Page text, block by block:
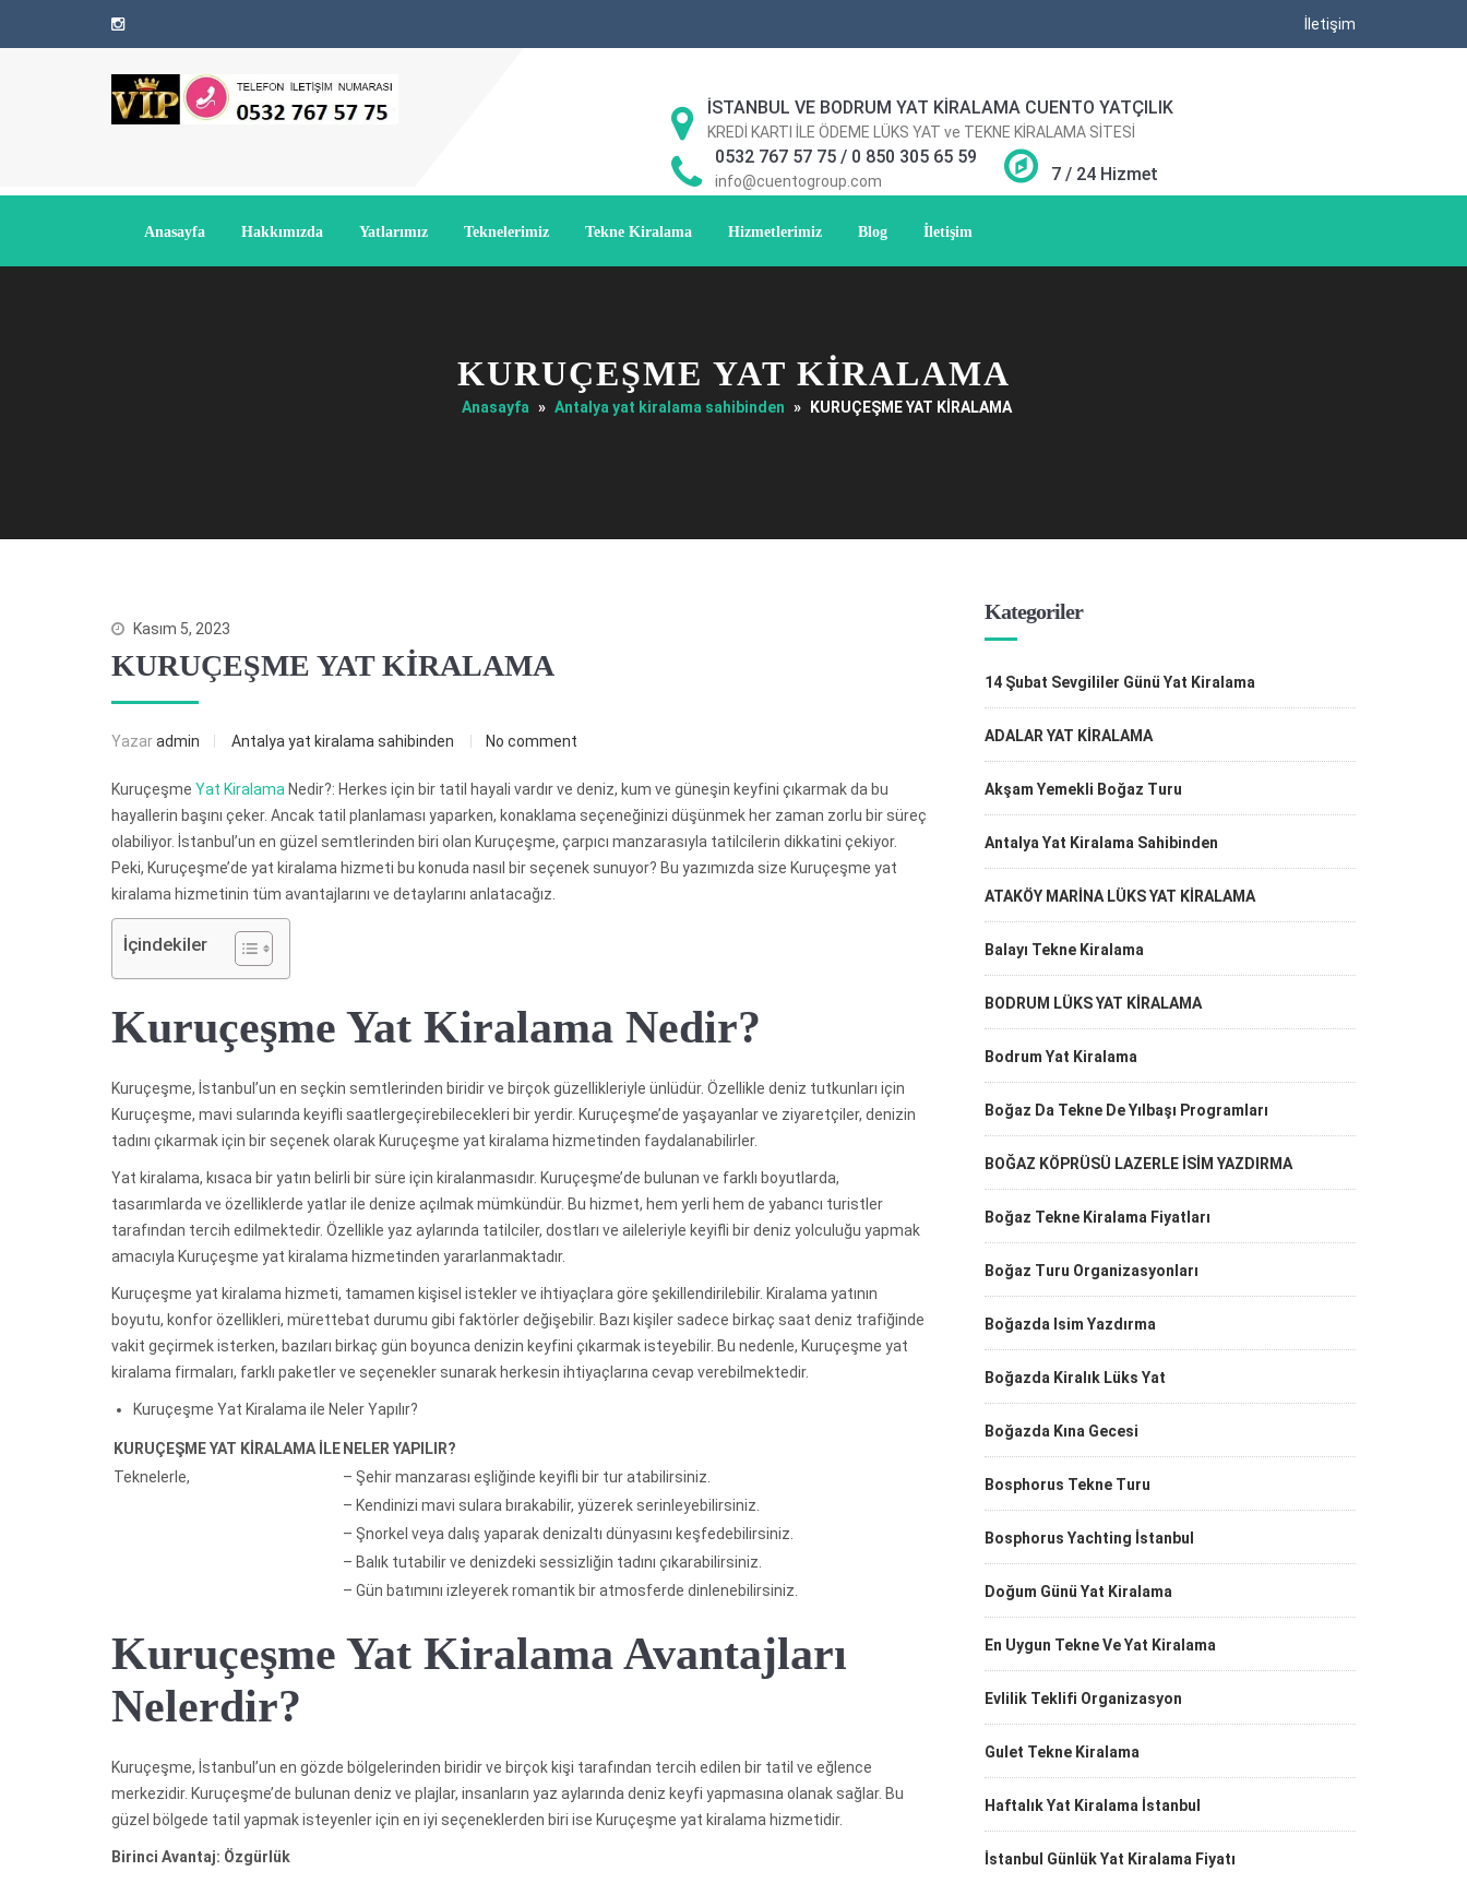
İletişim
İSTANBUL VE BODRUM YAT KİRALAMA CUENTO YATÇILIK
KREDİ KARTI İLE ÖDEME LÜKS YAT ve TEKNE KİRALAMA SİTESİ
0532 767 57 75 / 0 850 305 65 59
info@cuentogroup.com 7 / 24 Hizmet
Anasayfa Hakkımızda Yatlarımız Teknelerimiz Tekne Kiralama Hizmetlerimiz Blog İletişim
KURUÇEŞME YAT KİRALAMA
Anasayfa » Antalya yat kiralama sahibinden » KURUÇEŞME YAT KİRALAMA
Kasım 5, 2023
KURUÇEŞME YAT KİRALAMA
Yazaradmin Antalya yat kiralama sahibinden No comment
Kuruçeşme Yat Kiralama Nedir?: Herkes için bir tatil hayali vardır ve deniz, kum ve güneşin keyfini çıkarmak da bu
hayallerin başını çeker. Ancak tatil planlaması yaparken, konaklama seçeneğinizi düşünmek her zaman zorlu bir süreç
olabiliyor. İstanbul’un en güzel semtlerinden biri olan Kuruçeşme, çarpıcı manzarasıyla tatilcilerin dikkatini çekiyor.
Peki, Kuruçeşme’de yat kiralama hizmeti bu konuda nasıl bir seçenek sunuyor? Bu yazımızda size Kuruçeşme yat
kiralama hizmetinin tüm avantajlarını ve detaylarını anlatacağız.
İçindekiler
Kuruçeşme Yat Kiralama Nedir?
Kuruçeşme, İstanbul’un en seçkin semtlerinden biridir ve birçok güzellikleriyle ünlüdür. Özellikle deniz tutkunları için
Kuruçeşme, mavi sularında keyifli saatlergeçirebilecekleri bir yerdir. Kuruçeşme’de yaşayanlar ve ziyaretçiler, denizin
tadını çıkarmak için bir seçenek olarak Kuruçeşme yat kiralama hizmetinden faydalanabilirler.
Yat kiralama, kısaca bir yatın belirli bir süre için kiralanmasıdır. Kuruçeşme’de bulunan ve farklı boyutlarda,
tasarımlarda ve özelliklerde yatlar ile denize açılmak mümkündür. Bu hizmet, hem yerli hem de yabancı turistler
tarafından tercih edilmektedir. Özellikle yaz aylarında tatilciler, dostları ve aileleriyle keyifli bir deniz yolculuğu yapmak
amacıyla Kuruçeşme yat kiralama hizmetinden yararlanmaktadır.
Kuruçeşme yat kiralama hizmeti, tamamen kişisel istekler ve ihtiyaçlara göre şekillendirilebilir. Kiralama yatının
boyutu, konfor özellikleri, mürettebat durumu gibi faktörler değişebilir. Bazı kişiler sadece birkaç saat deniz trafiğinde
vakit geçirmek isterken, bazıları birkaç gün boyunca denizin keyfini çıkarmak isteyebilir. Bu nedenle, Kuruçeşme yat
kiralama firmaları, farklı paketler ve seçenekler sunarak herkesin ihtiyaçlarına cevap verebilmektedir.
Kuruçeşme Yat Kiralama ile Neler Yapılır?
KURUÇEŞME YAT KİRALAMA İLE NELER YAPILIR?
Teknelerle,
– Şehir manzarası eşliğinde keyifli bir tur atabilirsiniz.
– Kendinizi mavi sulara bırakabilir, yüzerek serinleyebilirsiniz.
– Şnorkel veya dalış yaparak denizaltı dünyasını keşfedebilirsiniz.
– Balık tutabilir ve denizdeki sessizliğin tadını çıkarabilirsiniz.
– Gün batımını izleyerek romantik bir atmosferde dinlenebilirsiniz.
Kuruçeşme Yat Kiralama Avantajları
Nelerdir?
Kuruçeşme, İstanbul’un en gözde bölgelerinden biridir ve birçok kişi tarafından tercih edilen bir tatil ve eğlence
merkezidir. Kuruçeşme’de bulunan deniz ve plajlar, insanların yaz aylarında deniz keyfi yapmasına olanak sağlar. Bu
güzel bölgede tatil yapmak isteyenler için en iyi seçeneklerden biri ise Kuruçeşme yat kiralama hizmetidir.
Birinci Avantaj: Özgürlük
Kategoriler
14 Şubat Sevgililer Günü Yat Kiralama
ADALAR YAT KİRALAMA
Akşam Yemekli Boğaz Turu
Antalya Yat Kiralama Sahibinden
ATAKÖY MARİNA LÜKS YAT KİRALAMA
Balayı Tekne Kiralama
BODRUM LÜKS YAT KİRALAMA
Bodrum Yat Kiralama
Boğaz Da Tekne De Yılbaşı Programları
BOĞAZ KÖPRÜSÜ LAZERLE İSİM YAZDIRMA
Boğaz Tekne Kiralama Fiyatları
Boğaz Turu Organizasyonları
Boğazda Isim Yazdırma
Boğazda Kiralık Lüks Yat
Boğazda Kına Gecesi
Bosphorus Tekne Turu
Bosphorus Yachting İstanbul
Doğum Günü Yat Kiralama
En Uygun Tekne Ve Yat Kiralama
Evlilik Teklifi Organizasyon
Gulet Tekne Kiralama
Haftalık Yat Kiralama İstanbul
İstanbul Günlük Yat Kiralama Fiyatı